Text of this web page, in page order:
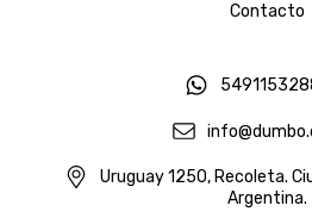
Contacto
Uruguay 1250, Recoleta.
Argentina.